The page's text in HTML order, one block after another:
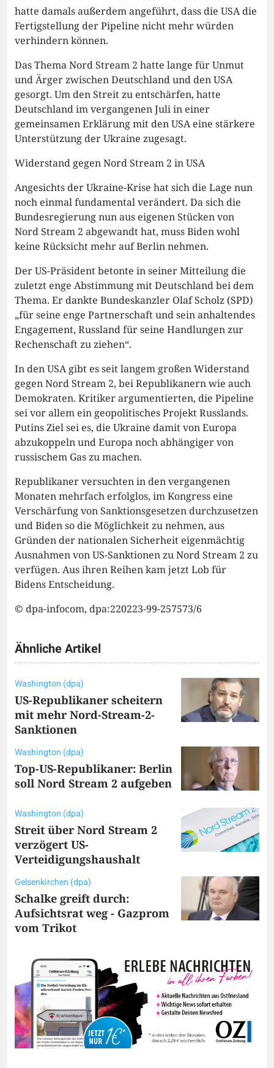
hatte damals außerdem angeführt, dass die USA die
Fertigstellung der Pipeline nicht mehr würden
verhindern können.
Das Thema Nord Stream 2 hatte lange für Unmut
und Ärger zwischen Deutschland und den USA
gesorgt. Um den Streit zu entschärfen, hatte
Deutschland im vergangenen Juli in einer
gemeinsamen Erklärung mit den USA eine stärkere
Unterstützung der Ukraine zugesagt.
Widerstand gegen Nord Stream 2 in USA
Angesichts der Ukraine-Krise hat sich die Lage nun
noch einmal fundamental verändert. Da sich die
Bundesregierung nun aus eigenen Stücken von
Nord Stream 2 abgewandt hat, muss Biden wohl
keine Rücksicht mehr auf Berlin nehmen.
Der US-Präsident betonte in seiner Mitteilung die
zuletzt enge Abstimmung mit Deutschland bei dem
Thema. Er dankte Bundeskanzler Olaf Scholz (SPD)
„für seine enge Partnerschaft und sein anhaltendes
Engagement, Russland für seine Handlungen zur
Rechenschaft zu ziehen“.
In den USA gibt es seit langem großen Widerstand
gegen Nord Stream 2, bei Republikanern wie auch
Demokraten. Kritiker argumentierten, die Pipeline
sei vor allem ein geopolitisches Projekt Russlands.
Putins Ziel sei es, die Ukraine damit von Europa
abzukoppeln und Europa noch abhängiger von
russischem Gas zu machen.
Republikaner versuchten in den vergangenen
Monaten mehrfach erfolglos, im Kongress eine
Verschärfung von Sanktionsgesetzen durchzusetzen
und Biden so die Möglichkeit zu nehmen, aus
Gründen der nationalen Sicherheit eigenmächtig
Ausnahmen von US-Sanktionen zu Nord Stream 2 zu
verfügen. Aus ihren Reihen kam jetzt Lob für
Bidens Entscheidung.
© dpa-infocom, dpa:220223-99-257573/6
Ähnliche Artikel
Washington (dpa)
US-Republikaner scheitern
mit mehr Nord-Stream-2-
Sanktionen
Washington (dpa)
Top-US-Republikaner: Berlin
soll Nord Stream 2 aufgeben
Washington (dpa)
Streit über Nord Stream 2
verzögert US-
Verteidigungshaushalt
Gelsenkirchen (dpa)
Schalke greift durch:
Aufsichtsrat weg - Gazprom
vom Trikot